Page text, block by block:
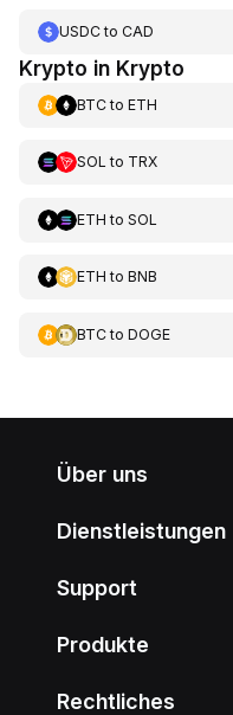
USDCto CAD
Krypto in Krypto
BTCto ETH
SOL to TRX
ETH to SOL
ETH to BNB
BTCto DOGE
Über uns
Dienstleistungen
Support
Produkte
Rechtliches